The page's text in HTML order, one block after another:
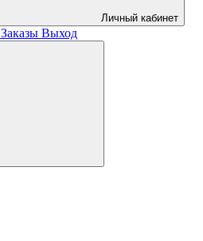
Личный кабинет
Заказы Выход